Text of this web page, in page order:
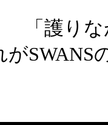
「護り
がSWANS